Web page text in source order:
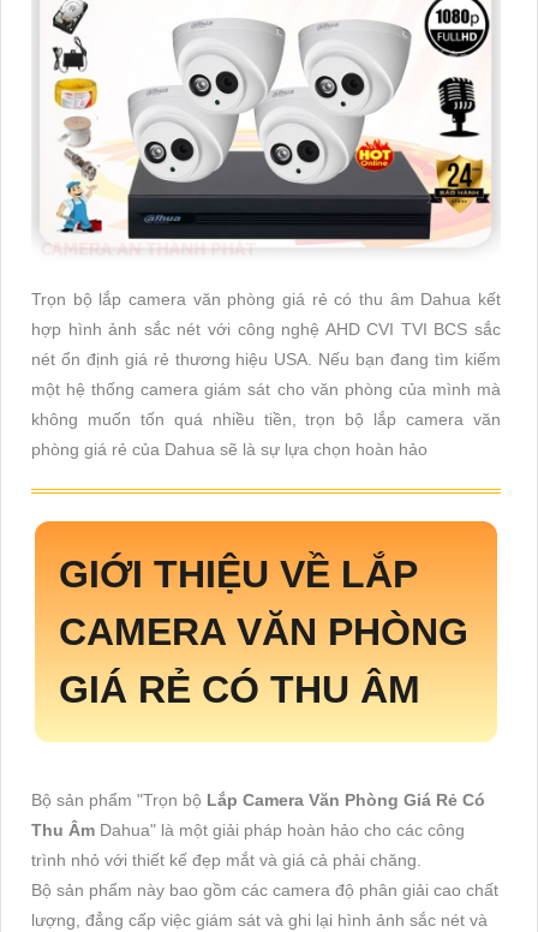
Trọn bộ lắp camera văn phòng giá rẻ có thu âm Dahua kết
hợp hình ảnh sắc nét với công nghệ AHD CVI TVI BCS sắc
nét ổn định giá rẻ thương hiệu USA. Nếu bạn đang tìm kiếm
một hệ thống camera giám sát cho văn phòng của mình mà
không muốn tốn quá nhiều tiền, trọn bộ lắp camera văn
phòng giá rẻ của Dahua sẽ là sự lựa chọn hoàn hảo
GIỚI THIỆU VỀ LẮP
CAMERA VĂN PHÒNG
GIÁ RẺ CÓ THU ÂM
Bộ sản phẩm "Trọn bộ Lắp Camera Văn Phòng Giá Rẻ Có
Thu Âm Dahua" là một giải pháp hoàn hảo cho các công
trình nhỏ với thiết kế đẹp mắt và giá cả phải chăng.
Bộ sản phẩm này bao gồm các camera độ phân giải cao chất
lượng, đẳng cấp việc giám sát và ghi lại hình ảnh sắc nét và